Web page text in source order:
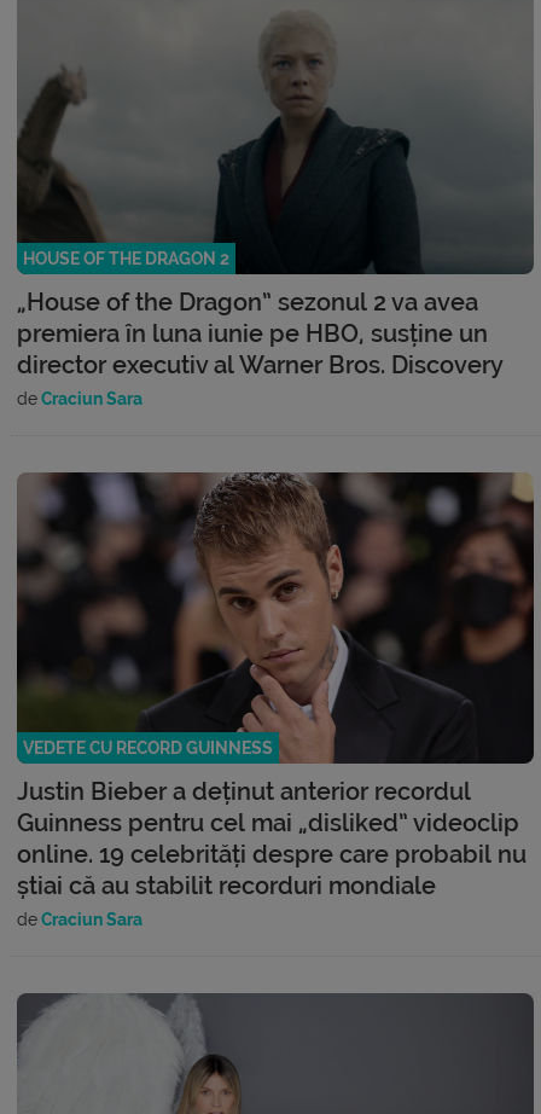
HOUSE OF THE DRAGON 2
„House of the Dragon” sezonul 2 va avea
premiera în luna iunie pe HBO, susține un
director executiv al Warner Bros. Discovery
deCraciun Sara
VEDETE CU RECORD GUINNESS
Justin Bieber a deținut anterior recordul
Guinness pentru cel mai „disliked” videoclip
online. 19 celebrități despre care probabil nu
știai că au stabilit recorduri mondiale
deCraciun Sara